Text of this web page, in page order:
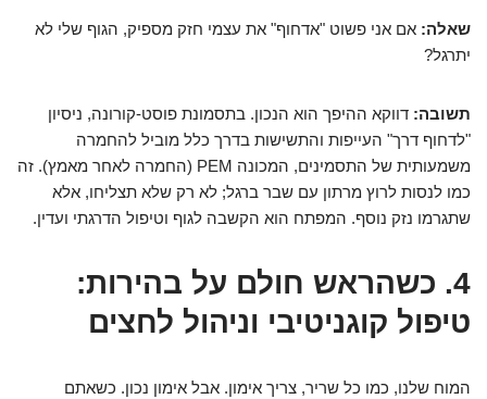
שאלה: אם אני פשוט "אדחוף" את עצמי חזק מספיק, הגוף שלי לא
יתרגל?
תשובה: דווקא ההיפך הוא הנכון. בתסמונת פוסט-קורונה, ניסיון
"לדחוף דרך" העייפות והתשישות בדרך כלל מוביל להחמרה
משמעותית של התסמינים, המכונה PEM (החמרה לאחר מאמץ). זה
כמו לנסות לרוץ מרתון עם שבר ברגל; לא רק שלא תצליחו, אלא
שתגרמו נזק נוסף. המפתח הוא הקשבה לגוף וטיפול הדרגתי ועדין.
4. כשהראש חולם על בהירות:
טיפול קוגניטיבי וניהול לחצים
המוח שלנו, כמו כל שריר, צריך אימון. אבל אימון נכון. כשאתם